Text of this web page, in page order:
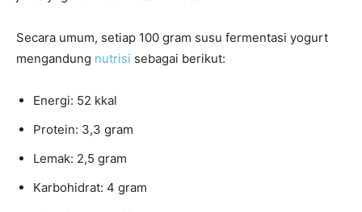
Secara umum, setiap 100 gram susu fermentasi yogurt
mengandung nutrisi sebagai berikut:
Energi: 52 kkal
Protein: 3,3 gram
Lemak: 2,5 gram
Karbohidrat: 4 gram